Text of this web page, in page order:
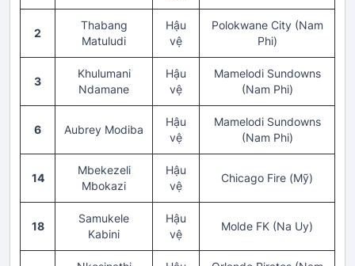
2
Thabang
Matuludi
Hậu
vệ
Polokwane City (Nam
Phi)
3
Khulumani
Ndamane
Hậu
vệ
Mamelodi Sundowns
(Nam Phi)
6 Aubrey Modiba
Hậu
vệ
Mamelodi Sundowns
(Nam Phi)
14
Mbekezeli
Mbokazi
Hậu
vệ
Chicago Fire (Mỹ)
18
Samukele
Kabini
Hậu
vệ
Molde FK (Na Uy)